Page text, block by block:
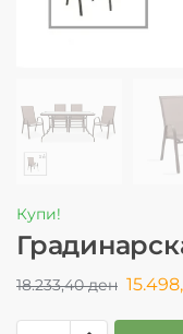
Купи!
18.233,40ден